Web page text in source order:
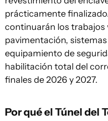
prácticamente
continuarán los trabajos
pavimentación,
equipamiento de
habilitación total del
finales de 2026 y 2027.
Por qué el Túnel del